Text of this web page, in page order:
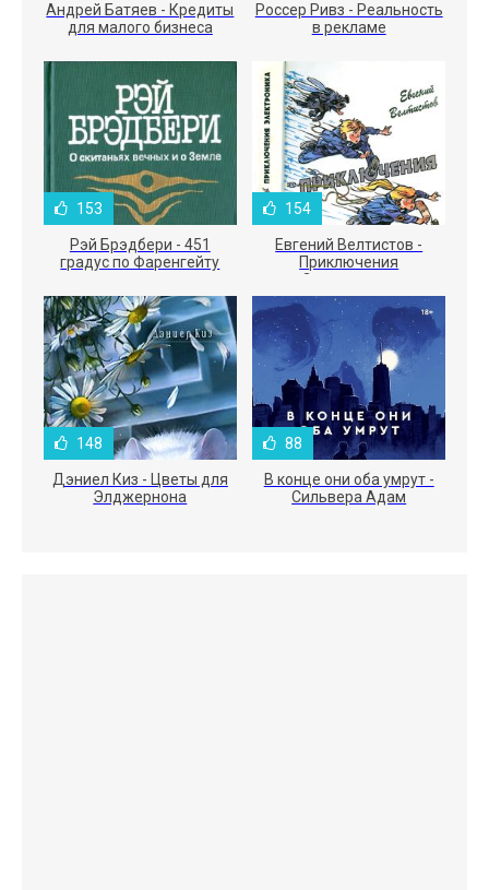
Андрей Батяев - Кредиты
для малого бизнеса
Россер Ривз - Реальность
в рекламе
153
Рэй Брэдбери - 451
градус по Фаренгейту
154
Евгений Велтистов -
Приключения
Электроника
148
Дэниел Киз - Цветы для
Элджернона
88
В конце они оба умрут -
Сильвера Адам